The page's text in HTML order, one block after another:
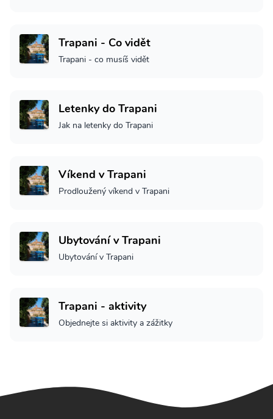
Trapani - Co vidět
Trapani - co musíš vidět
Letenky do Trapani
Jak na letenky do Trapani
Víkend v Trapani
Prodloužený víkend v Trapani
Ubytování v Trapani
Ubytování v Trapani
Trapani - aktivity
Objednejte si aktivity a zážitky